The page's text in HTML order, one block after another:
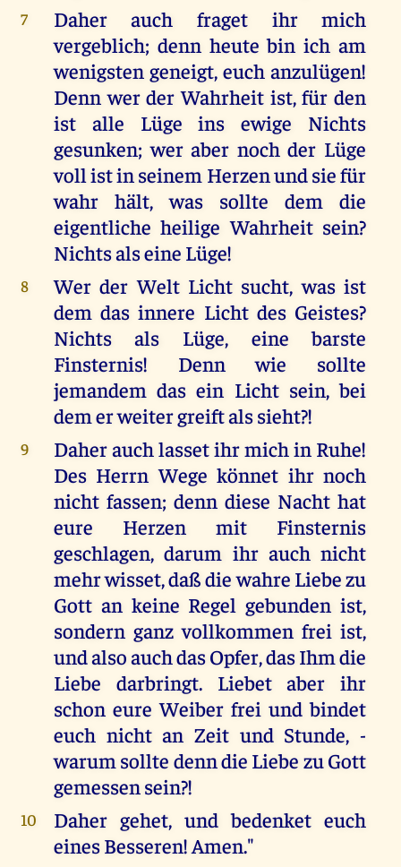
7
Daher auch fraget ihr mich
vergeblich; denn heute bin ich am
wenigsten geneigt, euch anzulügen!
Denn wer der Wahrheit ist, für den
ist alle Lüge ins ewige Nichts
gesunken; wer aber noch der Lüge
voll ist in seinem Herzen und sie für
wahr hält, was sollte dem die
eigentliche heilige Wahrheit sein?
Nichts als eine Lüge!
8
Wer der Welt Licht sucht, was ist
dem das innere Licht des Geistes?
Nichts als Lüge, eine barste
Finsternis! Denn wie sollte
jemandem das ein Licht sein, bei
dem er weiter greift als sieht?!
9
Daher auch lasset ihr mich in Ruhe!
Des Herrn Wege könnet ihr noch
nicht fassen; denn diese Nacht hat
eure Herzen mit Finsternis
geschlagen, darum ihr auch nicht
mehr wisset, daß die wahre Liebe zu
Gott an keine Regel gebunden ist,
sondern ganz vollkommen frei ist,
und also auch das Opfer, das Ihm die
Liebe darbringt. Liebet aber ihr
schon eure Weiber frei und bindet
euch nicht an Zeit und Stunde, -
warum sollte denn die Liebe zu Gott
gemessen sein?!
10
Daher gehet, und bedenket euch
eines Besseren! Amen."